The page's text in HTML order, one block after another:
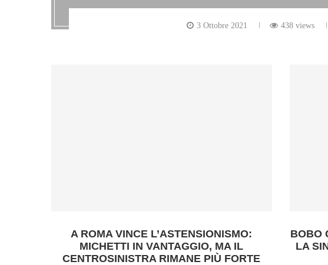
3 Ottobre 2021 438 views
A ROMA VINCE L’ASTENSIONISMO:
MICHETTI IN VANTAGGIO, MA IL
CENTROSINISTRA RIMANE PIÙ FORTE
BOBO
LA